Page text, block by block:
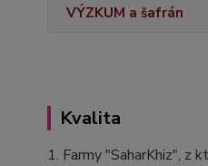
VÝZKUM a šafrán
Kvalita
1. Farmy "SaharKhiz", z